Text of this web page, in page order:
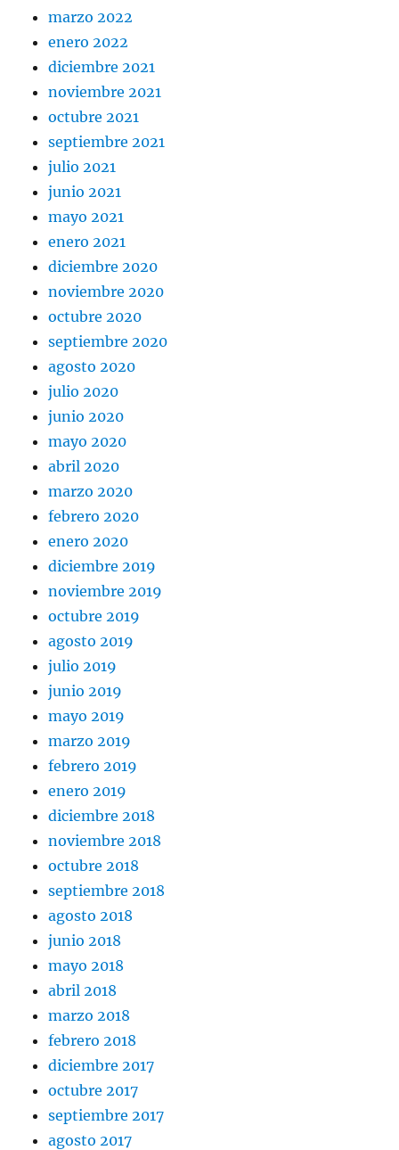
marzo 2022
enero 2022
diciembre 2021
noviembre 2021
octubre 2021
septiembre 2021
julio 2021
junio 2021
mayo 2021
enero 2021
diciembre 2020
noviembre 2020
octubre 2020
septiembre 2020
agosto 2020
julio 2020
junio 2020
mayo 2020
abril 2020
marzo 2020
febrero 2020
enero 2020
diciembre 2019
noviembre 2019
octubre 2019
agosto 2019
julio 2019
junio 2019
mayo 2019
marzo 2019
febrero 2019
enero 2019
diciembre 2018
noviembre 2018
octubre 2018
septiembre 2018
agosto 2018
junio 2018
mayo 2018
abril 2018
marzo 2018
febrero 2018
diciembre 2017
octubre 2017
septiembre 2017
agosto 2017